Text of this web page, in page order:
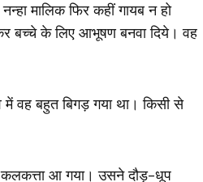
मालिक फिर कहीं गायब न हो
बच्चे के लिए आभूषण बनवा दिये। वह
में वह बहुत बिगड़ गया था। किसी से
कलकत्ता आ गया। उसने दौड़-धूप